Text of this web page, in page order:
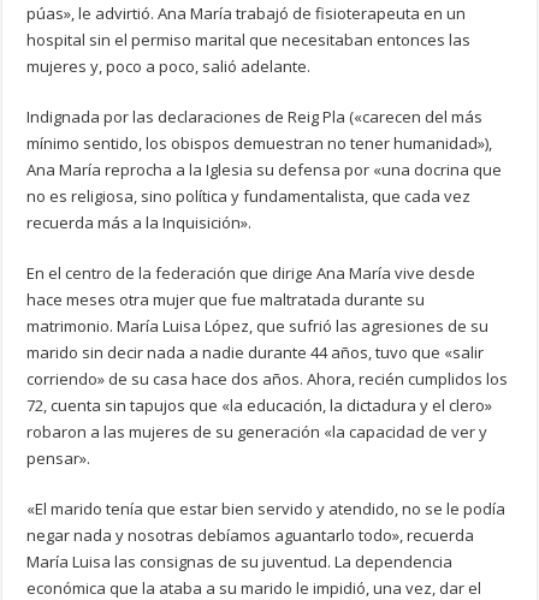
púas», le advirtió. Ana María trabajó de fisioterapeuta en un
hospital sin el permiso marital que necesitaban entonces las
mujeres y, poco a poco, salió adelante.
Indignada por las declaraciones de Reig Pla («carecen del más
mínimo sentido, los obispos demuestran no tener humanidad»),
Ana María reprocha a la Iglesia su defensa por «una docrina que
no es religiosa, sino política y fundamentalista, que cada vez
recuerda más a la Inquisición».
En el centro de la federación que dirige Ana María vive desde
hace meses otra mujer que fue maltratada durante su
matrimonio. María Luisa López, que sufrió las agresiones de su
marido sin decir nada a nadie durante 44 años, tuvo que «salir
corriendo» de su casa hace dos años. Ahora, recién cumplidos los
72, cuenta sin tapujos que «la educación, la dictadura y el clero»
robaron a las mujeres de su generación «la capacidad de ver y
pensar».
«El marido tenía que estar bien servido y atendido, no se le podía
negar nada y nosotras debíamos aguantarlo todo», recuerda
María Luisa las consignas de su juventud. La dependencia
económica que la ataba a su marido le impidió, una vez, dar el